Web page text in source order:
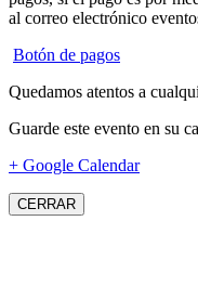
al correo electrónico
Botón de pagos
Quedamos atentos a
Guarde este evento en su
+ Google Calendar
CERRAR